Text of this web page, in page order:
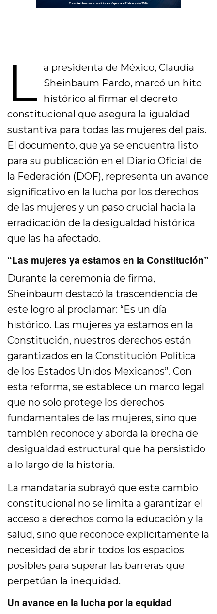
L a presidenta de México, Claudia
Sheinbaum Pardo, marcó un hito
histórico al firmar el decreto
constitucional que asegura la igualdad
sustantiva para todas las mujeres del país.
El documento, que ya se encuentra listo
para su publicación en el Diario Oficial de
la Federación (DOF), representa un avance
significativo en la lucha por los derechos
de las mujeres y un paso crucial hacia la
erradicación de la desigualdad histórica
que las ha afectado.
“Las mujeres ya estamos en la Constitución”
Durante la ceremonia de firma,
Sheinbaum destacó la trascendencia de
este logro al proclamar: “Es un día
histórico. Las mujeres ya estamos en la
Constitución, nuestros derechos están
garantizados en la Constitución Política
de los Estados Unidos Mexicanos”. Con
esta reforma, se establece un marco legal
que no solo protege los derechos
fundamentales de las mujeres, sino que
también reconoce y aborda la brecha de
desigualdad estructural que ha persistido
a lo largo de la historia.
La mandataria subrayó que este cambio
constitucional no se limita a garantizar el
acceso a derechos como la educación y la
salud, sino que reconoce explícitamente la
necesidad de abrir todos los espacios
posibles para superar las barreras que
perpetúan la inequidad.
Un avance en la lucha por la equidad